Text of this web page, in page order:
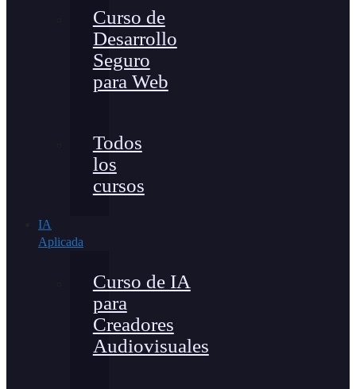
Curso de
Desarrollo
Seguro
para Web
Todos
los
cursos
IA
Aplicada
Curso de IA
para
Creadores
Audiovisuales